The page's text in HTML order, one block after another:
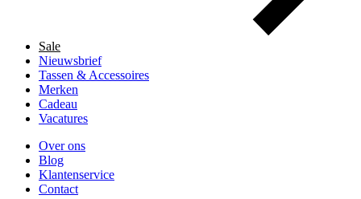
Sale
Nieuwsbrief
Tassen & Accessoires
Merken
Cadeau
Vacatures
Over ons
Blog
Klantenservice
Contact